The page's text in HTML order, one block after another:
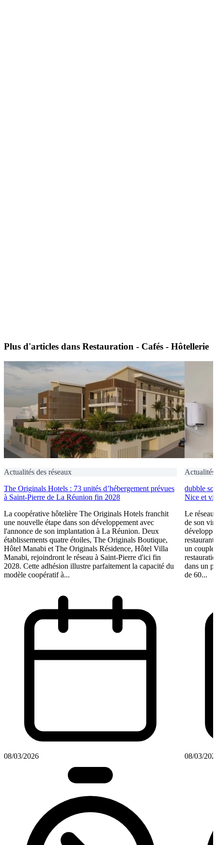
Plus d'articles dans Restauration - Cafés - Hôtellerie
Actualités des réseaux
The Originals Hotels : 73 unités d’hébergement prévues
à Saint-Pierre de La Réunion fin 2028
La coopérative hôtelière The Originals Hotels franchit
une nouvelle étape dans son développement avec
l'annonce de son implantation à La Réunion. Deux
établissements quatre étoiles, The Originals Boutique,
Hôtel Manabi et The Originals Résidence, Hôtel Villa
Manabi, rejoindront le réseau à Saint-Pierre d'ici fin
2028. Cette adhésion illustre parfaitement la capacité du
modèle coopératif à...
08/03/2026
Actualités
dubble
Nice et
Le réseau
de son
un couple
dans un
de 60...
08/03/